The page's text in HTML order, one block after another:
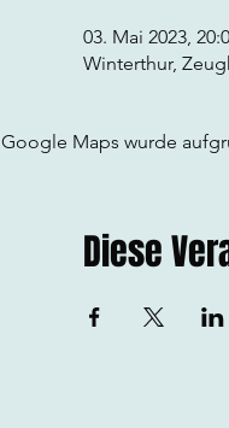
03. Mai 2023,
Winterthur,
Google Maps wurde
Diese